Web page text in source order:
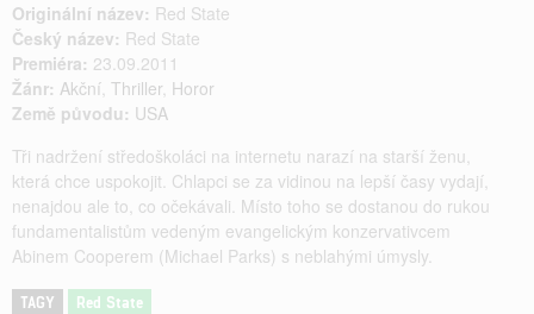
Originální název: Red State
Český název: Red State
Premiéra: 23.09.2011
Žánr: Akční, Thriller, Horor
Země původu: USA
Tři nadržení středoškoláci na internetu narazí na starší ženu,
která chce uspokojit. Chlapci se za vidinou na lepší časy vydají,
nenajdou ale to, co očekávali. Místo toho se dostanou do rukou
fundamentalistům vedeným evangelickým konzervativcem
Abinem Cooperem (Michael Parks) s neblahými úmysly.
TAGY Red State